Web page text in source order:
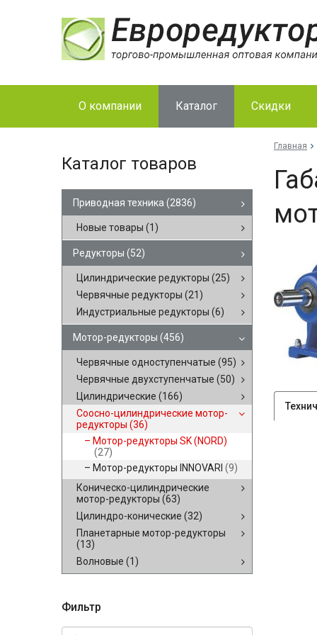
О компании Каталог Скидки
Каталог товаров
Приводная техника (2836)
Новые товары (1)
Редукторы (52)
Цилиндрические редукторы (25)
Червячные редукторы (21)
Индустриальные редукторы (6)
Мотор-редукторы (456)
Червячные одноступенчатые (95)
Червячные двухступенчатые (50)
Цилиндрические (166)
Соосно-цилиндрические мотор-
редукторы (36)
Мотор-редукторы SK (NORD)
(27)
Мотор-редукторы INNOVARI (9)
Коническо-цилиндрические
мотор-редукторы (63)
Цилиндро-конические (32)
Планетарные мотор-редукторы
(13)
Волновые (1)
Фильтр
Главная